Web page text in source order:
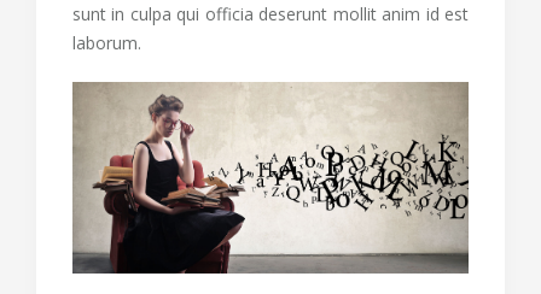
sunt in culpa qui officia deserunt mollit anim id est
laborum.